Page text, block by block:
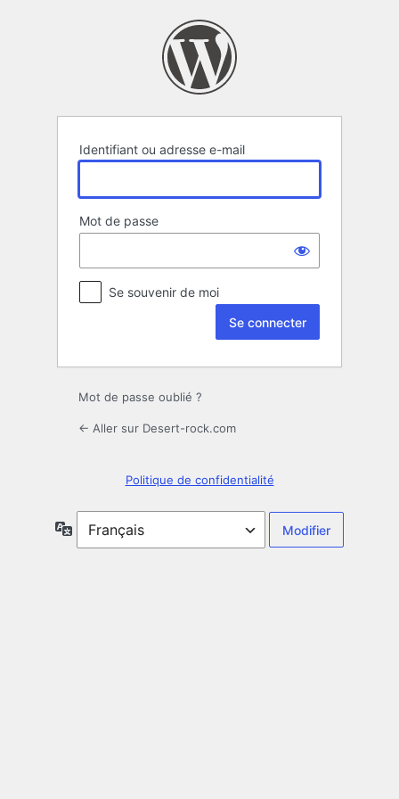
Identifiant ou adresse e-mail
Mot de passe
Se souvenir de moi
Mot de passe oublié ?
← Aller sur Desert-rock.com
Politique de confidentialité
Langue